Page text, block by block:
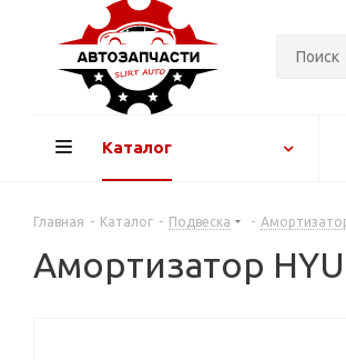
Каталог
Главная - Каталог - Подвеска -
Амортизатор